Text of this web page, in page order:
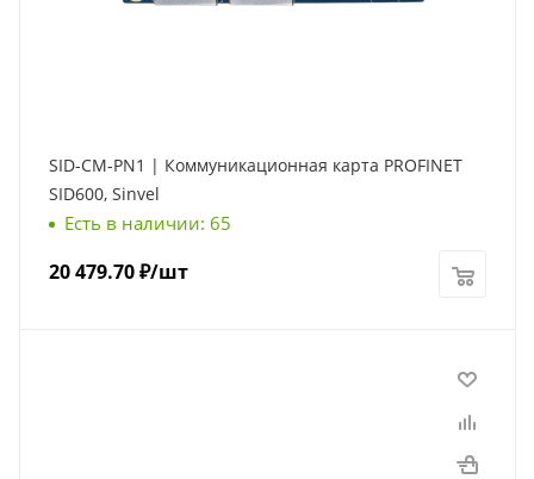
SID-CM-PN1 | Коммуникационная карта PROFINET
SID600, Sinvel
Есть в наличии: 65
20 479.70₽/шт